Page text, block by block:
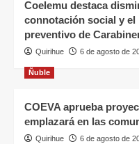
Coelemu destaca
connotación social y el
preventivo de
Quirihue 6 de agosto de
Ñuble
COEVA aprueba
emplazará en las
Quirihue 6 de agosto de